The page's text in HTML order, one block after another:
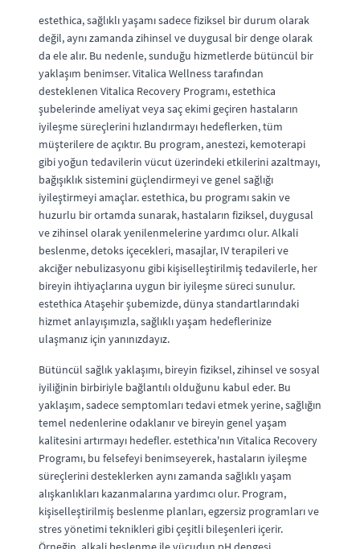
estethica, sağlıklı yaşamı sadece fiziksel bir durum olarak
değil, aynı zamanda zihinsel ve duygusal bir denge olarak
da ele alır. Bu nedenle, sunduğu hizmetlerde bütüncül bir
yaklaşım benimser. Vitalica Wellness tarafından
desteklenen Vitalica Recovery Programı, estethica
şubelerinde ameliyat veya saç ekimi geçiren hastaların
iyileşme süreçlerini hızlandırmayı hedeflerken, tüm
müşterilere de açıktır. Bu program, anestezi, kemoterapi
gibi yoğun tedavilerin vücut üzerindeki etkilerini azaltmayı,
bağışıklık sistemini güçlendirmeyi ve genel sağlığı
iyileştirmeyi amaçlar. estethica, bu programı sakin ve
huzurlu bir ortamda sunarak, hastaların fiziksel, duygusal
ve zihinsel olarak yenilenmelerine yardımcı olur. Alkali
beslenme, detoks içecekleri, masajlar, IV terapileri ve
akciğer nebulizasyonu gibi kişiselleştirilmiş tedavilerle, her
bireyin ihtiyaçlarına uygun bir iyileşme süreci sunulur.
estethica Ataşehir şubemizde, dünya standartlarındaki
hizmet anlayışımızla, sağlıklı yaşam hedeflerinize
ulaşmanız için yanınızdayız.
Bütüncül sağlık yaklaşımı, bireyin fiziksel, zihinsel ve sosyal
iyiliğinin birbiriyle bağlantılı olduğunu kabul eder. Bu
yaklaşım, sadece semptomları tedavi etmek yerine, sağlığın
temel nedenlerine odaklanır ve bireyin genel yaşam
kalitesini artırmayı hedefler. estethica'nın Vitalica Recovery
Programı, bu felsefeyi benimseyerek, hastaların iyileşme
süreçlerini desteklerken aynı zamanda sağlıklı yaşam
alışkanlıkları kazanmalarına yardımcı olur. Program,
kişiselleştirilmiş beslenme planları, egzersiz programları ve
stres yönetimi teknikleri gibi çeşitli bileşenleri içerir.